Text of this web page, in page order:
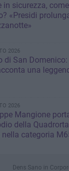
in sicurezza,
«Presidi
2026
di San
una
2026
Mangione
della
nella categoria
Dens Sano in